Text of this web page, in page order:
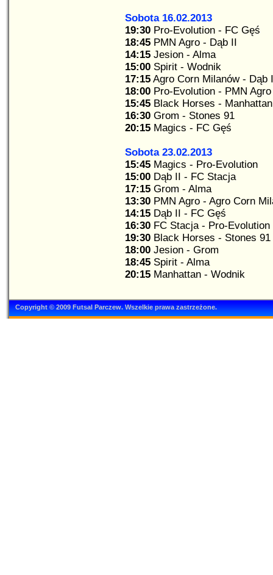
Sobota 16.02.2013
19:30 Pro-Evolution - FC Gęś
18:45 PMN Agro - Dąb II
14:15 Jesion - Alma
15:00 Spirit - Wodnik
17:15 Agro Corn Milanów - Dąb
18:00 Pro-Evolution - PMN Agro
15:45 Black Horses - Manhattan
16:30 Grom - Stones 91
20:15 Magics - FC Gęś
Sobota 23.02.2013
15:45 Magics - Pro-Evolution
15:00 Dąb II - FC Stacja
17:15 Grom - Alma
13:30 PMN Agro - Agro Corn
14:15 Dąb II - FC Gęś
16:30 FC Stacja - Pro-Evolution
19:30 Black Horses - Stones 91
18:00 Jesion - Grom
18:45 Spirit - Alma
20:15 Manhattan - Wodnik
Copyright © 2009 Futsal Parczew. Wszelkie prawa zastrzeżone.